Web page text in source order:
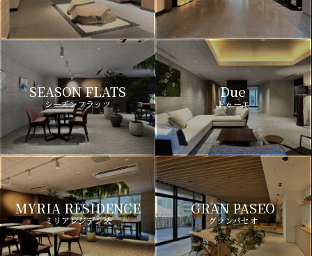
SEASON FLATS
シーズンフラッツ
Due
ドゥーエ
MYRIA RESIDENCE
ミリアレジデンス
GRAN PASEO
グランパセオ